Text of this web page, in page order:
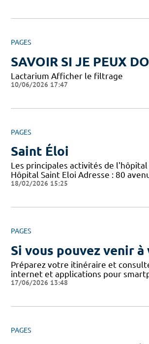
PAGES
SAVOIR SI JE PEUX
Lactarium Afficher le filtrage
10/06/2026 17:47
PAGES
Saint Éloi
Les principales activités de
Hôpital Saint Eloi Adresse : 80
18/02/2026 15:25
PAGES
Si vous pouvez venir à
Préparez votre itinéraire et
internet et applications pour
17/06/2026 13:48
PAGES